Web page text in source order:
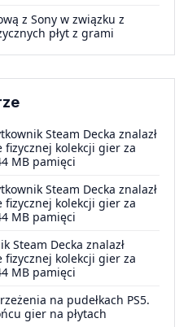
z Sony w związku z
płyt z grami
Steam Decka znalazł
kolekcji gier za
MB pamięci
Steam Decka znalazł
kolekcji gier za
MB pamięci
Steam Decka znalazł
kolekcji gier za
MB pamięci
na pudełkach PS5.
gier na płytach